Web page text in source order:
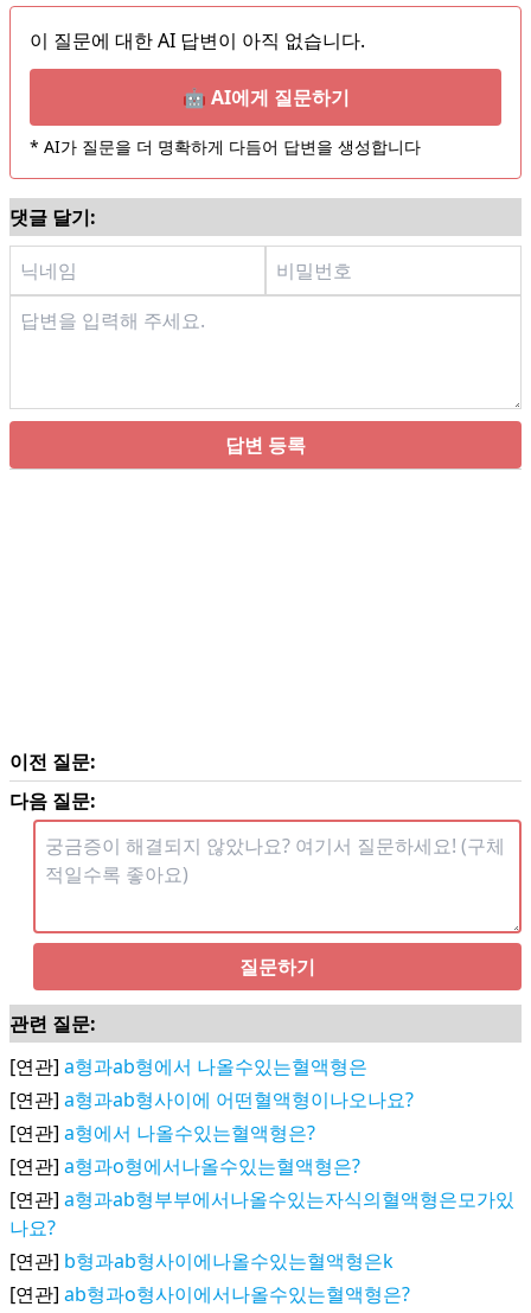
이 질문에 대한 AI 답변이 아직 없습니다.
🤖 AI에게 질문하기
* AI가 질문을 더 명확하게 다듬어 답변을 생성합니다
댓글 달기:
답변 등록
이전 질문:
다음 질문:
질문하기
관련 질문:
[연관] a형과ab형에서 나올수있는혈액형은
[연관] a형과ab형사이에 어떤혈액형이나오나요?
[연관] a형에서 나올수있는혈액형은?
[연관] a형과o형에서나올수있는혈액형은?
[연관] a형과ab형부부에서나올수있는자식의혈액형은모가있
나요?
[연관] b형과ab형사이에나올수있는혈액형은k
[연관] ab형과o형사이에서나올수있는혈액형은?